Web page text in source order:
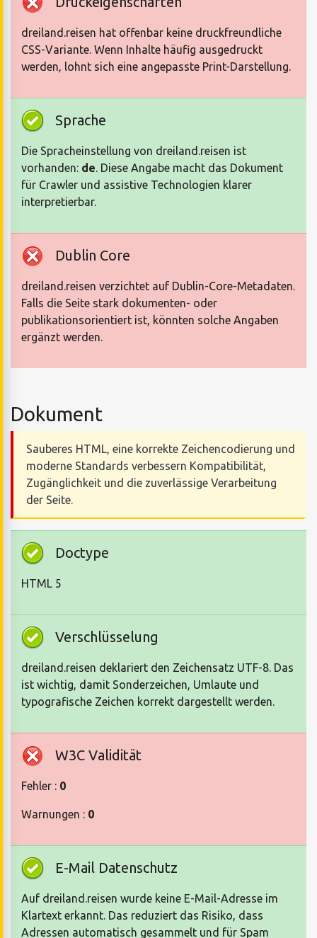
dreiland.reisen hat offenbar keine druckfreundliche
CSS-Variante. Wenn Inhalte häufig ausgedruckt
werden, lohnt sich eine angepasste Print-Darstellung.
Sprache
Die Spracheinstellung von dreiland.reisen ist
vorhanden: de. Diese Angabe macht das Dokument
für Crawler und assistive Technologien klarer
interpretierbar.
Dublin Core
dreiland.reisen verzichtet auf Dublin-Core-Metadaten.
Falls die Seite stark dokumenten- oder
publikationsorientiert ist, könnten solche Angaben
ergänzt werden.
Dokument
Sauberes HTML, eine korrekte Zeichencodierung und
moderne Standards verbessern Kompatibilität,
Zugänglichkeit und die zuverlässige Verarbeitung
der Seite.
Doctype
HTML 5
Verschlüsselung
dreiland.reisen deklariert den Zeichensatz UTF-8. Das
ist wichtig, damit Sonderzeichen, Umlaute und
typografische Zeichen korrekt dargestellt werden.
W3C Validität
Fehler : 0
Warnungen : 0
E-Mail Datenschutz
Auf dreiland.reisen wurde keine E-Mail-Adresse im
Klartext erkannt. Das reduziert das Risiko, dass
Adressen automatisch gesammelt und für Spam